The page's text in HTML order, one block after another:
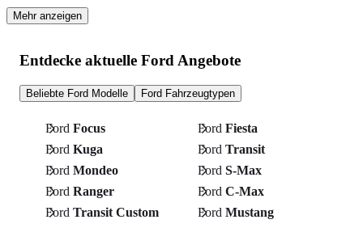
Mehr anzeigen
Entdecke aktuelle Ford Angebote
Beliebte Ford Modelle Ford Fahrzeugtypen
Ford Focus Ford Fiesta
Ford Kuga Ford Transit
Ford Mondeo Ford S-Max
Ford Ranger Ford C-Max
Ford Transit Custom Ford Mustang